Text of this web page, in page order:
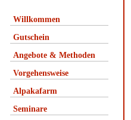
Willkommen
Gutschein
Angebote & Methoden
Vorgehensweise
Alpakafarm
Seminare